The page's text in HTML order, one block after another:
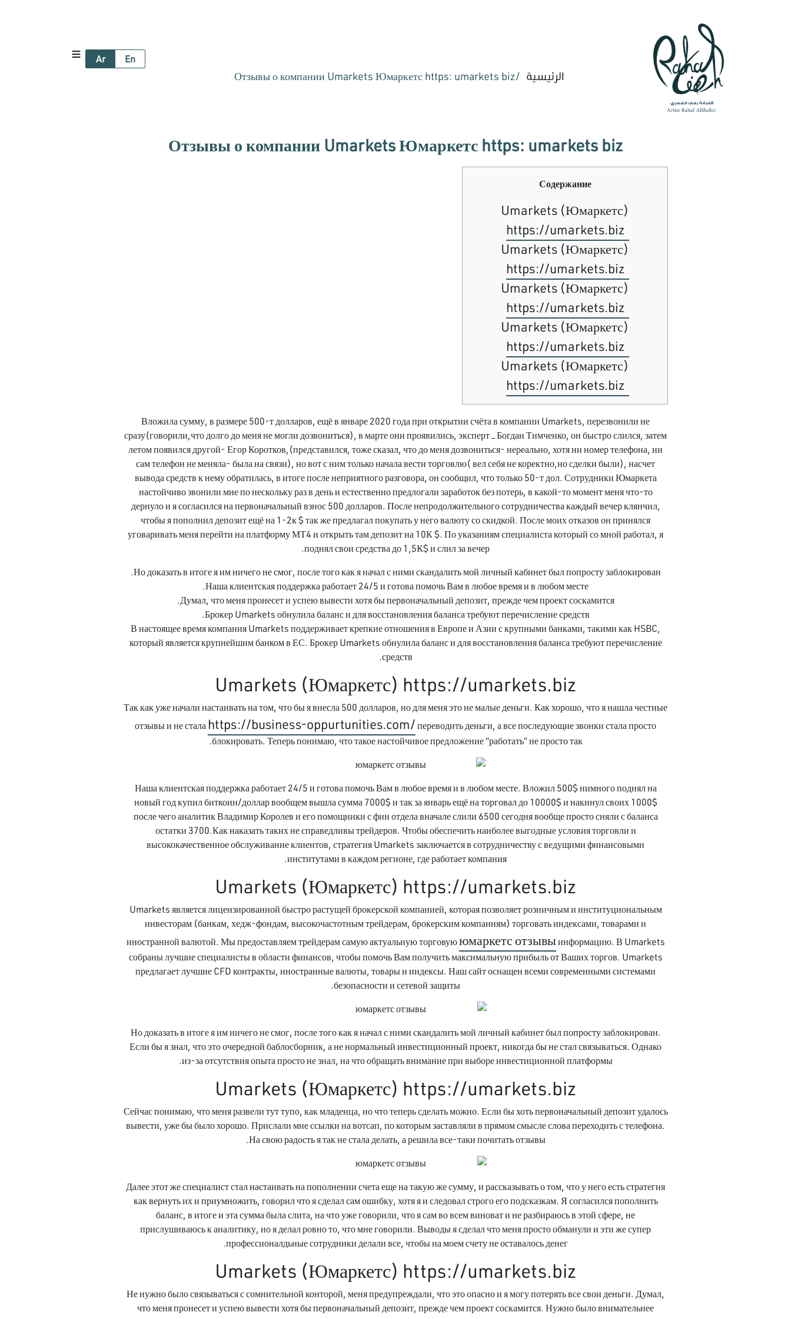
الرئيسية Отзывы о компании Umarkets Юмаркетс https: umarkets biz
En
Ar
Отзывы о компании Umarkets Юмаркетс https: umarkets biz
Содержание
Umarkets (Юмаркетс)
https://umarkets.biz
Umarkets (Юмаркетс)
https://umarkets.biz
Umarkets (Юмаркетс)
https://umarkets.biz
Umarkets (Юмаркетс)
https://umarkets.biz
Umarkets (Юмаркетс)
https://umarkets.biz
Вложила сумму, в размере 500-т долларов, ещё в январе 2020 года при открытии счёта в компании Umarkets, перезвонили не
сразу(говорили,что долго до меня не могли дозвониться), в марте они проявились, эксперт – Богдан Тимченко, он быстро слился, затем
летом появился другой- Егор Коротков,(представился, тоже сказал, что до меня дозвониться- нереально, хотя ни номер телефона, ни
сам телефон не меняла- была на связи), но вот с ним только начала вести торговлю( вел себя не коректно,но сделки были), насчет
вывода средств к нему обратилась, в итоге после неприятного разговора, он сообщил, что только 50-т дол. Сотрудники Юмаркета
настойчиво звонили мне по нескольку раз в день и естественно предлогали заработок без потерь, в какой-то момент меня что-то
дернуло и я согласился на первоначальный взнос 500 долларов. После непродолжительного сотрудничества каждый вечер клянчил,
чтобы я пополнил депозит ещё на 1-2к $ так же предлагал покупать у него валюту со скидкой. После моих отказов он принялся
уговаривать меня перейти на платформу МТ4 и открыть там депозит на 10К $. По указаниям специалиста который со мной работал, я
поднял свои средства до 1,5К$ и слил за вечер.
Но доказать в итоге я им ничего не смог, после того как я начал с ними скандалить мой личный кабинет был попросту заблокирован.
Наша клиентская поддержка работает 24/5 и готова помочь Вам в любое время и в любом месте.
Думал, что меня пронесет и успею вывести хотя бы первоначальный депозит, прежде чем проект соскамится.
Брокер Umarkets обнулила баланс и для восстановления баланса требуют перечисление средств.
В настоящее время компания Umarkets поддерживает крепкие отношения в Европе и Азии с крупными банками, такими как HSBC,
который является крупнейшим банком в ЕС. Брокер Umarkets обнулила баланс и для восстановления баланса требуют перечисление
средств.
Umarkets (Юмаркетс) https://umarkets.biz
Так как уже начали настаивать на том, что бы я внесла 500 долларов, но для меня это не малые деньги. Как хорошо, что я нашла честные
отзывы и не стала https://business-oppurtunities.com/переводить деньги, а все последующие звонки стала просто
блокировать. Теперь понимаю, что такое настойчивое предложение “работать” не просто так.
Наша клиентская поддержка работает 24/5 и готова помочь Вам в любое время и в любом месте. Вложил 500$ нимного поднял на
новый год купил биткоин/доллар вообщем вышла сумма 7000$ и так за январь ещё на торговал до 10000$ и накинул своих 1000$
после чего аналитик Владимир Королев и его помощники с фин отдела вначале слили 6500 сегодня вообще просто сняли с баланса
остатки 3700.Как наказать таких не справедливы трейдеров. Чтобы обеспечить наиболее выгодные условия торговли и
высококачественное обслуживание клиентов, стратегия Umarkets заключается в сотрудничеству с ведущими финансовыми
институтами в каждом регионе, где работает компания.
Umarkets (Юмаркетс) https://umarkets.biz
Umarkets является лицензированной быстро растущей брокерской компанией, которая позволяет розничным и институциональным
инвесторам (банкам, хедж-фондам, высокочастотным трейдерам, брокерским компаниям) торговать индексами, товарами и
иностранной валютой. Мы предоставляем трейдерам самую актуальную торговуююмаркетс отзывыинформацию. В Umarkets
собраны лучшие специалисты в области финансов, чтобы помочь Вам получить максимальную прибыль от Ваших торгов. Umarkets
предлагает лучшие CFD контракты, иностранные валюты, товары и индексы. Наш сайт оснащен всеми современными системами
безопасности и сетевой защиты.
Но доказать в итоге я им ничего не смог, после того как я начал с ними скандалить мой личный кабинет был попросту заблокирован.
Если бы я знал, что это очередной баблосборник, а не нормальный инвестиционный проект, никогда бы не стал связываться. Однако
из-за отсутствия опыта просто не знал, на что обращать внимание при выборе инвестиционной платформы.
Umarkets (Юмаркетс) https://umarkets.biz
Сейчас понимаю, что меня развели тут тупо, как младенца, но что теперь сделать можно. Если бы хоть первоначальный депозит удалось
вывести, уже бы было хорошо. Прислали мне ссылки на вотсап, по которым заставляли в прямом смысле слова переходить с телефона.
На свою радость я так не стала делать, а решила все-таки почитать отзывы.
Далее этот же специалист стал настаивать на пополнении счета еще на такую же сумму, и рассказывать о том, что у него есть стратегия
как вернуть их и приумножить, говорил что я сделал сам ошибку, хотя я и следовал строго его подсказкам. Я согласился пополнить
баланс, в итоге и эта сумма была слита, на что уже говорили, что я сам во всем виноват и не разбираюсь в этой сфере, не
прислушиваюсь к аналитику, но я делал ровно то, что мне говорили. Выводы я сделал что меня просто обманули и эти же супер
профессионалдьные сотрудники делали все, чтобы на моем счету не оставалось денег.
Umarkets (Юмаркетс) https://umarkets.biz
Не нужно было связываться с сомнительной конторой, меня предупреждали, что это опасно и я могу потерять все свои деньги. Думал,
что меня пронесет и успею вывести хотя бы первоначальный депозит, прежде чем проект соскамится. Нужно было внимательнее